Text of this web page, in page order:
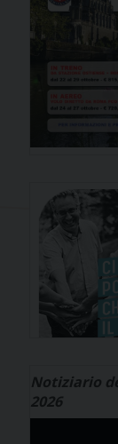
Notiziario
2026